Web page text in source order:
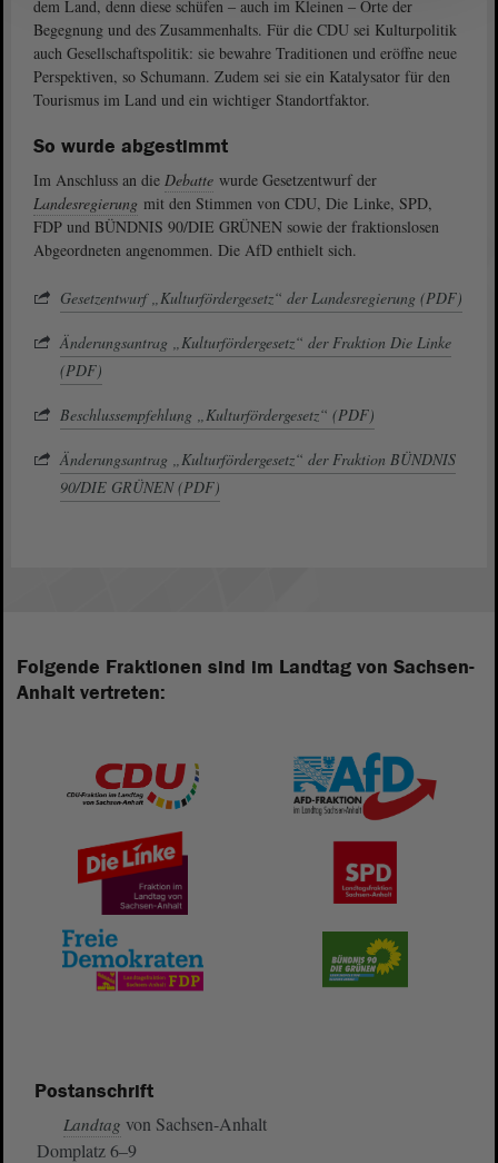
dem Land, denn diese schüfen ‒ auch im Kleinen ‒ Orte der
Begegnung und des Zusammenhalts. Für die CDU sei Kulturpolitik
auch Gesellschaftspolitik: sie bewahre Traditionen und eröffne neue
Perspektiven, so Schumann. Zudem sei sie ein Katalysator für den
Tourismus im Land und ein wichtiger Standortfaktor.
So wurde abgestimmt
Im Anschluss an die Debatte wurde Gesetzentwurf der
Landesregierung mit den Stimmen von CDU, Die Linke, SPD,
FDP und BÜNDNIS 90/DIE GRÜNEN sowie der fraktionslosen
Abgeordneten angenommen. Die AfD enthielt sich.
Gesetzentwurf „Kulturfördergesetz“ der Landesregierung (PDF)
Änderungsantrag „Kulturfördergesetz“ der Fraktion Die Linke
(PDF)
Beschlussempfehlung „Kulturfördergesetz“ (PDF)
Änderungsantrag „Kulturfördergesetz“ der Fraktion BÜNDNIS
90/DIE GRÜNEN (PDF)
Folgende Fraktionen sind im Landtag von Sachsen-
Anhalt vertreten:
Postanschrift
Landtag von Sachsen-Anhalt
Domplatz 6–9